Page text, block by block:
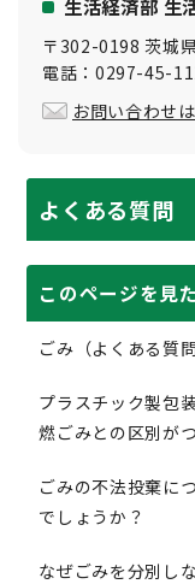
生活経済部 生
〒302-0198 茨城
電話：0297-45-
お問い合わせ
よくある質問
このページを見
ごみ（よくある質問
プラスチック製包
燃ごみとの区別が
ごみの不法投棄に
でしょうか？
なぜごみを分別し